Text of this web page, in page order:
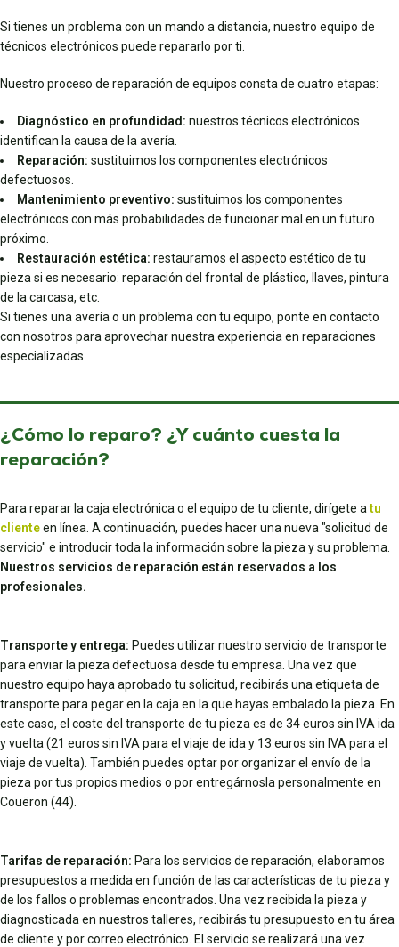
Si tienes un problema con un mando a distancia, nuestro equipo de
técnicos electrónicos puede repararlo por ti.
Nuestro proceso de reparación de equipos consta de cuatro etapas:
Diagnóstico en profundidad: nuestros técnicos electrónicos
identifican la causa de la avería.
Reparación: sustituimos los componentes electrónicos
defectuosos.
Mantenimiento preventivo: sustituimos los componentes
electrónicos con más probabilidades de funcionar mal en un futuro
próximo.
Restauración estética: restauramos el aspecto estético de tu
pieza si es necesario: reparación del frontal de plástico, llaves, pintura
de la carcasa, etc.
Si tienes una avería o un problema con tu equipo, ponte en contacto
con nosotros para aprovechar nuestra experiencia en reparaciones
especializadas.
¿Cómo lo reparo? ¿Y cuánto cuesta la
reparación?
Para reparar la caja electrónica o el equipo de tu cliente, dirígete atu
clienteen línea. A continuación, puedes hacer una nueva "solicitud de
servicio" e introducir toda la información sobre la pieza y su problema.
Nuestros servicios de reparación están reservados a los
profesionales.
Transporte y entrega: Puedes utilizar nuestro servicio de transporte
para enviar la pieza defectuosa desde tu empresa. Una vez que
nuestro equipo haya aprobado tu solicitud, recibirás una etiqueta de
transporte para pegar en la caja en la que hayas embalado la pieza. En
este caso, el coste del transporte de tu pieza es de 34 euros sin IVA ida
y vuelta (21 euros sin IVA para el viaje de ida y 13 euros sin IVA para el
viaje de vuelta). También puedes optar por organizar el envío de la
pieza por tus propios medios o por entregárnosla personalmente en
Couëron (44).
Tarifas de reparación: Para los servicios de reparación, elaboramos
presupuestos a medida en función de las características de tu pieza y
de los fallos o problemas encontrados. Una vez recibida la pieza y
diagnosticada en nuestros talleres, recibirás tu presupuesto en tu área
de cliente y por correo electrónico. El servicio se realizará una vez